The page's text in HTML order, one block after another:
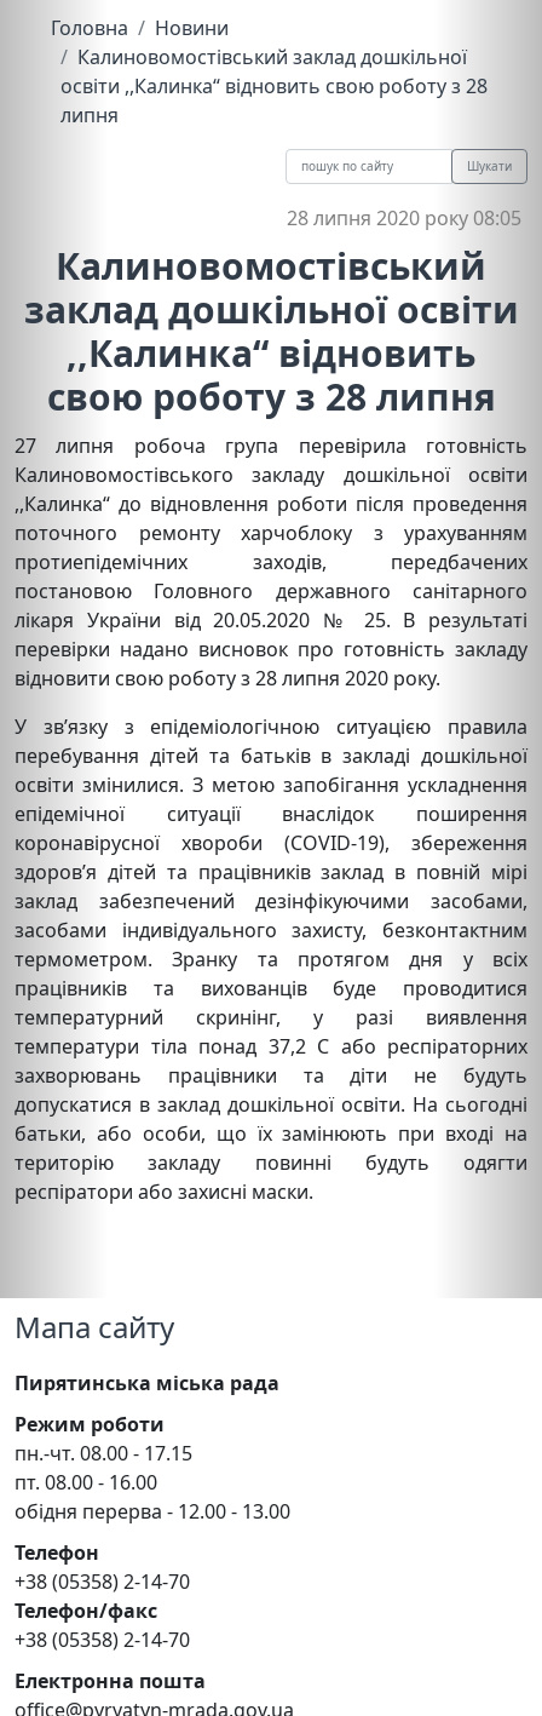
Головна
Новини
Калиновомостівський заклад дошкільної
освіти ,,Калинка“ відновить свою роботу з 28
липня
Шукати
28 липня 2020 року 08:05
Калиновомостівський
заклад дошкільної освіти
,,Калинка“ відновить
свою роботу з 28 липня
27 липня робоча група перевірила готовність
Калиновомостівського закладу дошкільної освіти
,,Калинка“ до відновлення роботи після проведення
поточного ремонту харчоблоку з урахуванням
протиепідемічних заходів, передбачених
постановою Головного державного санітарного
лікаря України від 20.05.2020 № 25. В результаті
перевірки надано висновок про готовність закладу
відновити свою роботу з 28 липня 2020 року.
У зв’язку з епідеміологічною ситуацією правила
перебування дітей та батьків в закладі дошкільної
освіти змінилися. З метою запобігання ускладнення
епідемічної ситуації внаслідок поширення
коронавірусної хвороби (COVID-19), збереження
здоров’я дітей та працівників заклад в повній мірі
заклад забезпечений дезінфікуючими засобами,
засобами індивідуального захисту, безконтактним
термометром. Зранку та протягом дня у всіх
працівників та вихованців буде проводитися
температурний скринінг, у разі виявлення
температури тіла понад 37,2 С або респіраторних
захворювань працівники та діти не будуть
допускатися в заклад дошкільної освіти. На сьогодні
батьки, або особи, що їх замінюють при вході на
територію закладу повинні будуть одягти
респіратори або захисні маски.
Мапа сайту
Пирятинська міська рада
Режим роботи
пн.-чт. 08.00 - 17.15
пт. 08.00 - 16.00
обідня перерва - 12.00 - 13.00
Телефон
+38 (05358) 2-14-70
Телефон/факс
+38 (05358) 2-14-70
Електронна пошта
office@pyryatyn-mrada.gov.ua